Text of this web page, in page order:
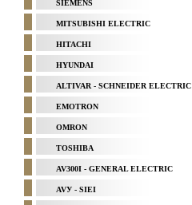
SIEMENS
MITSUBISHI ELECTRIC
HITACHI
HYUNDAI
ALTIVAR - SCHNEIDER ELECTRIC
EMOTRON
OMRON
TOSHIBA
AV300I - GENERAL ELECTRIC
AVУ - SIEI